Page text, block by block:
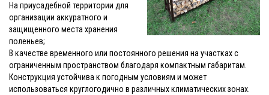
На приусадебной территории для
организации аккуратного и
защищенного места хранения
поленьев;
В качестве временного или постоянного решения на участках с
ограниченным пространством благодаря компактным габаритам.
Конструкция устойчива к погодным условиям и может
использоваться круглогодично в различных климатических зонах.